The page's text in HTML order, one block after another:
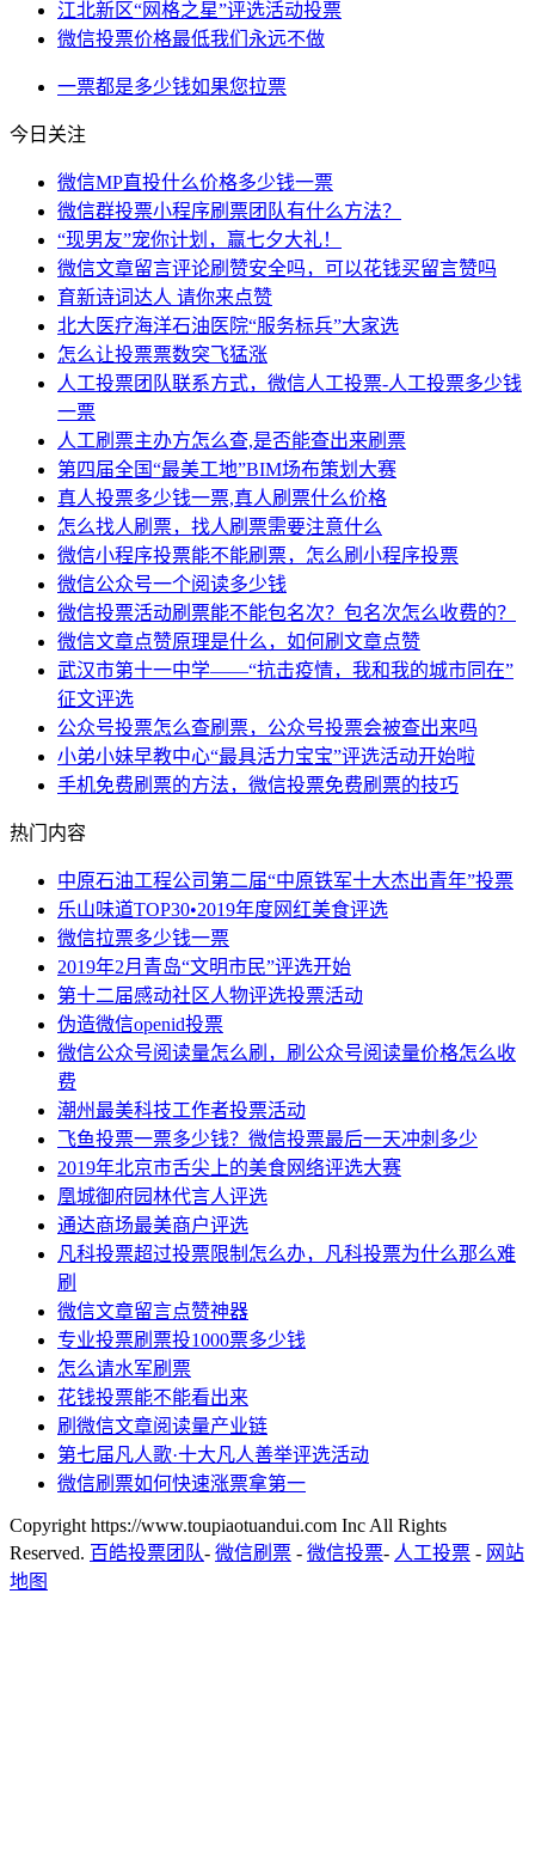
江北新区“网格之星”评选活动投票
微信投票价格最低我们永远不做
一票都是多少钱如果您拉票
今日关注
微信MP直投什么价格多少钱一票
微信群投票小程序刷票团队有什么方法？
“现男友”宠你计划，赢七夕大礼！
微信文章留言评论刷赞安全吗，可以花钱买留言赞吗
育新诗词达人 请你来点赞
北大医疗海洋石油医院“服务标兵”大家选
怎么让投票票数突飞猛涨
人工投票团队联系方式，微信人工投票-人工投票多少钱
一票
人工刷票主办方怎么查,是否能查出来刷票
第四届全国“最美工地”BIM场布策划大赛
真人投票多少钱一票,真人刷票什么价格
怎么找人刷票，找人刷票需要注意什么
微信小程序投票能不能刷票，怎么刷小程序投票
微信公众号一个阅读多少钱
微信投票活动刷票能不能包名次？包名次怎么收费的？
微信文章点赞原理是什么，如何刷文章点赞
武汉市第十一中学——“抗击疫情，我和我的城市同在”
征文评选
公众号投票怎么查刷票，公众号投票会被查出来吗
小弟小妹早教中心“最具活力宝宝”评选活动开始啦
手机免费刷票的方法，微信投票免费刷票的技巧
热门内容
中原石油工程公司第二届“中原铁军十大杰出青年”投票
乐山味道TOP30•2019年度网红美食评选
微信拉票多少钱一票
2019年2月青岛“文明市民”评选开始
第十二届感动社区人物评选投票活动
伪造微信openid投票
微信公众号阅读量怎么刷，刷公众号阅读量价格怎么收
费
潮州最美科技工作者投票活动
飞鱼投票一票多少钱？微信投票最后一天冲刺多少
2019年北京市舌尖上的美食网络评选大赛
凰城御府园林代言人评选
通达商场最美商户评选
凡科投票超过投票限制怎么办，凡科投票为什么那么难
刷
微信文章留言点赞神器
专业投票刷票投1000票多少钱
怎么请水军刷票
花钱投票能不能看出来
刷微信文章阅读量产业链
第七届凡人歌·十大凡人善举评选活动
微信刷票如何快速涨票拿第一
Copyright https://www.toupiaotuandui.com Inc All Rights
Reserved. 百皓投票团队- 微信刷票 - 微信投票- 人工投票 - 网站
地图